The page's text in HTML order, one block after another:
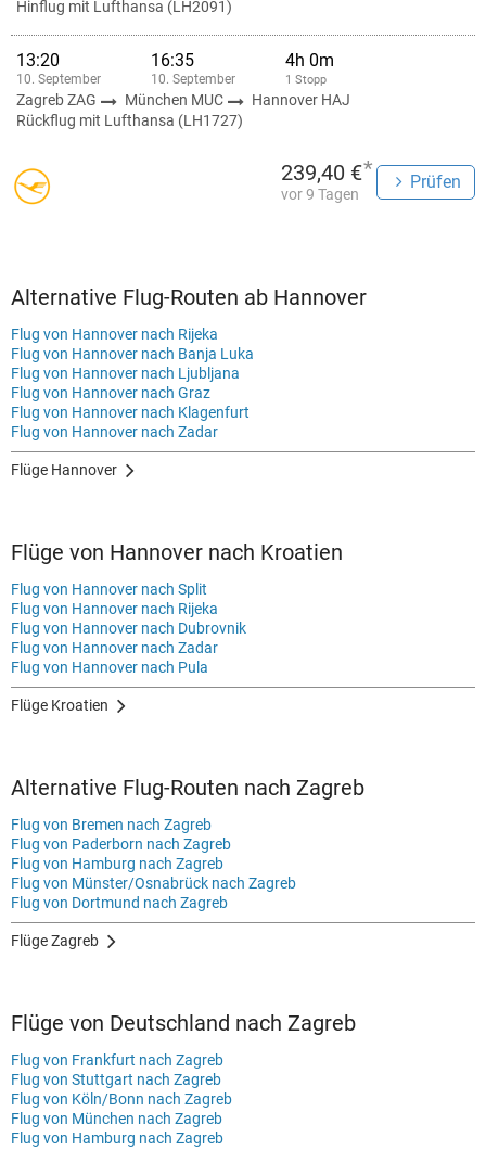
Hinflug mit Lufthansa (LH2091)
13:20
10. September
16:35
10. September
4h 0m
1 Stopp
Zagreb ZAG München MUC
Hannover HAJ
Rückflug mit Lufthansa (LH1727)
239,40 €*
vor 9 Tagen
Prüfen
Alternative Flug-Routen ab Hannover
Flug von Hannover nach Rijeka
Flug von Hannover nach Banja Luka
Flug von Hannover nach Ljubljana
Flug von Hannover nach Graz
Flug von Hannover nach Klagenfurt
Flug von Hannover nach Zadar
Flüge Hannover
Flüge von Hannover nach Kroatien
Flug von Hannover nach Split
Flug von Hannover nach Rijeka
Flug von Hannover nach Dubrovnik
Flug von Hannover nach Zadar
Flug von Hannover nach Pula
Flüge Kroatien
Alternative Flug-Routen nach Zagreb
Flug von Bremen nach Zagreb
Flug von Paderborn nach Zagreb
Flug von Hamburg nach Zagreb
Flug von Münster/Osnabrück nach Zagreb
Flug von Dortmund nach Zagreb
Flüge Zagreb
Flüge von Deutschland nach Zagreb
Flug von Frankfurt nach Zagreb
Flug von Stuttgart nach Zagreb
Flug von Köln/Bonn nach Zagreb
Flug von München nach Zagreb
Flug von Hamburg nach Zagreb